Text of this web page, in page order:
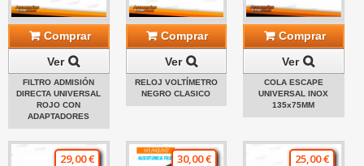
Comprar
Ver
FILTRO ADMISIÓN
DIRECTA UNIVERSAL
ROJO CON
ADAPTADORES
Comprar
Ver
RELOJ VOLTÍMETRO
NEGRO CLASICO
Comprar
Ver
COLA ESCAPE
UNIVERSAL INOX
135x75MM
29,00 € 30,00 € 25,00 €